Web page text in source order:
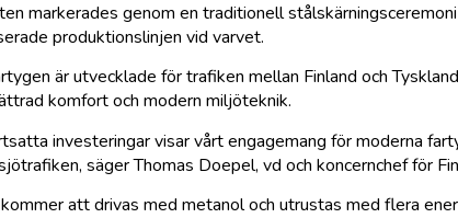
markerades genom en traditionell
produktionslinjen vid varvet.
är utvecklade för trafiken mellan Finland och
komfort och modern miljöteknik.
investeringar visar vårt engagemang för moderna
säger Thomas Doepel, vd och koncernchef för
att drivas med metanol och utrustas med flera